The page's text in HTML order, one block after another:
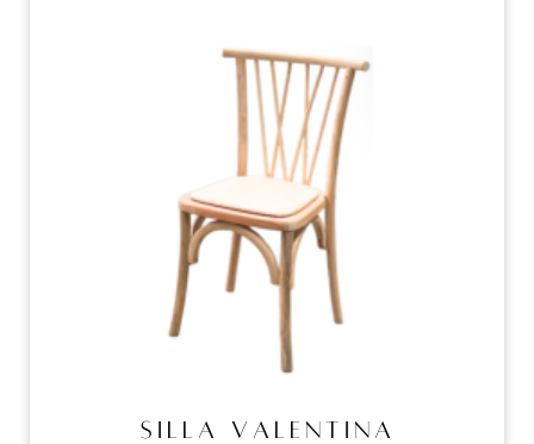
SILLA VALENTINA
SILLA VALENTINA